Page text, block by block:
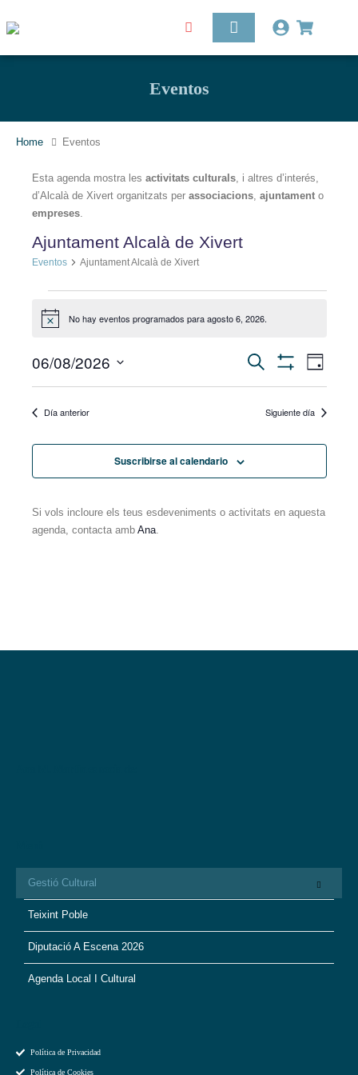
Eventos
Home Eventos
Esta agenda mostra les activitats culturals, i altres d’interés,
d’Alcalà de Xivert organitzats per associacions, ajuntamento
empreses.
Ajuntament Alcalà de Xivert
Eventos Ajuntament Alcalà de Xivert
Aviso No hay eventos programados para agosto 6, 2026.
Navegación
y
Buscar
Filtros
de
Día
06/08/2026
Día anterior Siguiente día
Suscribirse al calendario
Si vols incloure els teus esdeveniments o activitats en aquesta
agenda, contacta amb Ana.
Gestió Cultural
Teixint Poble
Diputació A Escena 2026
Agenda Local I Cultural